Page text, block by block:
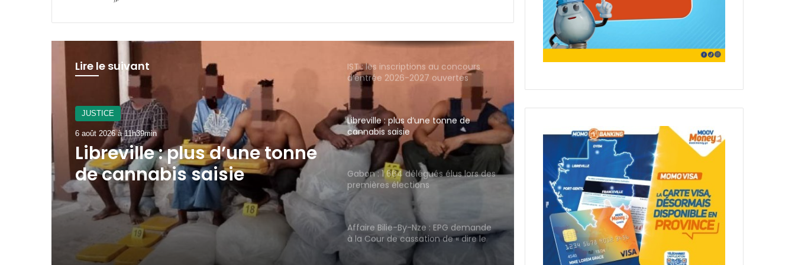
Lire le suivant
JUSTICE
6 août 2026 à 11h39min
Libreville : plus d’une tonne
de cannabis saisie
audit du FGIS, de GOC et de la
IST : les inscriptions au concours
d’entrée 2026-2027 ouvertes
jusqu’au 31 août
Libreville : plus d’une tonne de
cannabis saisie
Gabon : 1 664 délégués élus lors des
premières élections
professionnelles
Affaire Bilie-By-Nze : EPG demande
à la Cour de cassation de « dire le
droit »